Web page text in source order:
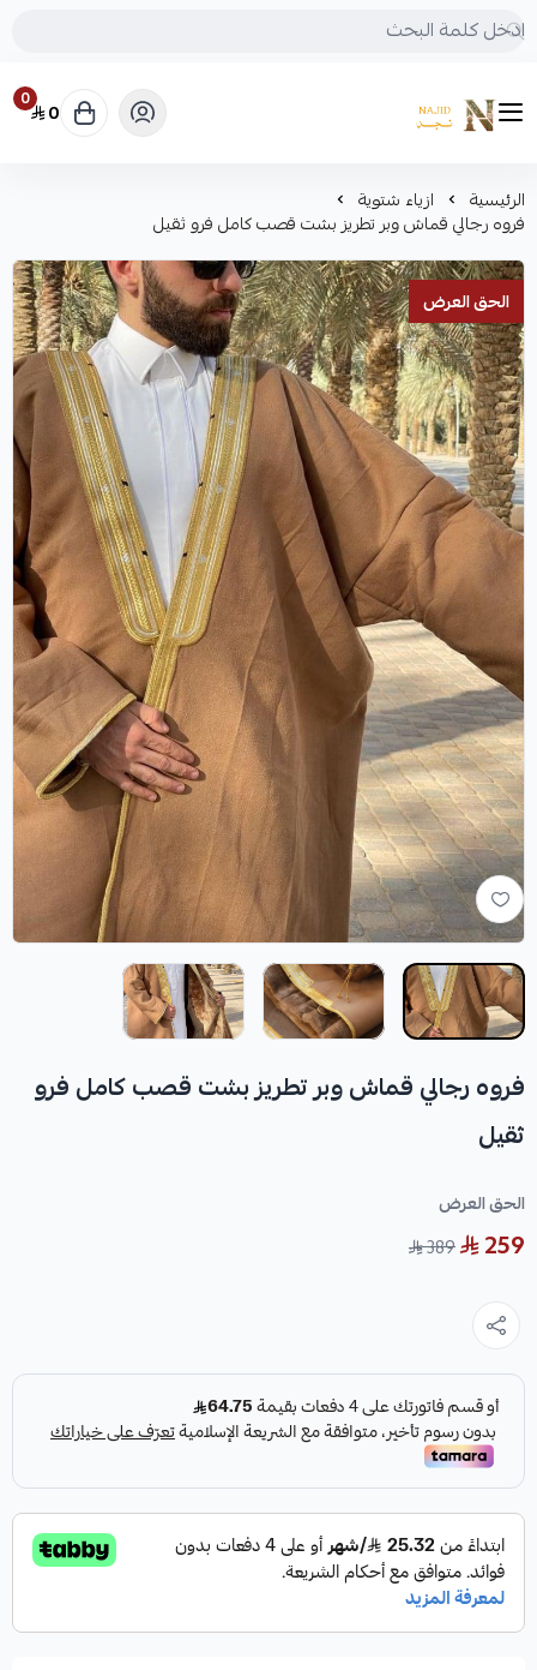
متجر نجد
0 0
الرئيسية ازياء شتوية
فروه رجالي قماش وبر تطريز بشت قصب كامل فرو ثقيل
الحق العرض
فروه رجالي قماش وبر تطريز بشت قصب كامل فرو
ثقيل
الحق العرض
259
389